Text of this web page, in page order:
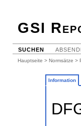
GSI
SUCHEN
Hauptseite > Normsätze >
Information